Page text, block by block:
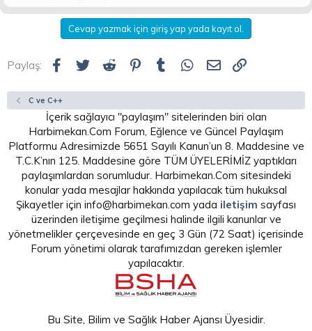
Cevap yazmak için giriş yap yada kayıt ol.
Paylaş: Facebook
Twitter Reddit Pinterest
Tumblr WhatsApp
E-posta
C ve C++
İçerik sağlayıcı "paylaşım" sitelerinden biri olan
Harbimekan.Com Forum, Eğlence ve Güncel Paylaşım
Platformu Adresimizde 5651 Sayılı Kanun’un 8. Maddesine ve
T.C.K’nın 125. Maddesine göre TÜM ÜYELERİMİZ yaptıkları
paylaşımlardan sorumludur. Harbimekan.Com sitesindeki
konular yada mesajlar hakkında yapılacak tüm hukuksal
Şikayetler için info@harbimekan.com yada iletişim sayfası
üzerinden iletişime geçilmesi halinde ilgili kanunlar ve
yönetmelikler çerçevesinde en geç 3 Gün (72 Saat) içerisinde
Forum yönetimi olarak tarafımızdan gereken işlemler
yapılacaktır.
Bu Site, Bilim ve Sağlık Haber Ajansı Üyesidir.